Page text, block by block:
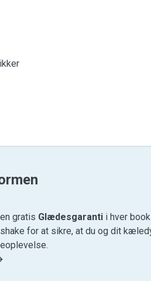
gratis Glædesgaranti i hver
for at sikre, at du og dit